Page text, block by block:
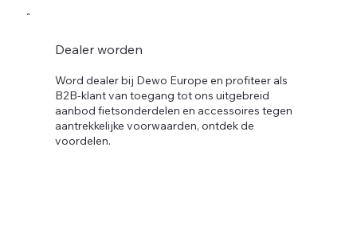
Dealer worden
Word dealer bij Dewo Europe en profiteer als
B2B-klant van toegang tot ons uitgebreid
aanbod fietsonderdelen en accessoires tegen
aantrekkelijke voorwaarden, ontdek de
voordelen.